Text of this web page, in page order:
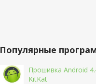
Популярные
Прошивка Android
KitKat